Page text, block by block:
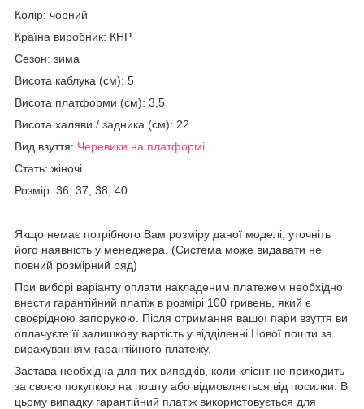
Колір: чорний
Країна виробник: КНР
Сезон: зима
Висота каблука (см): 5
Висота платформи (см): 3,5
Висота халяви / задника (см): 22
Вид взуття: Черевики на платформі
Стать: жіночі
Розмір: 36, 37, 38, 40
Якщо немає потрібного Вам розміру даної моделі, уточніть
його наявність у менеджера. (Система може видавати не
повний розмірний ряд)
При виборі варіанту оплати накладеним платежем необхідно
внести гарантійний платіж в розмірі 100 гривень, який є
своєрідною запорукою. Після отримання вашої пари взуття ви
оплачуєте її залишкову вартість у відділенні Нової пошти за
вирахуванням гарантійного платежу.
Застава необхідна для тих випадків, коли клієнт не приходить
за своєю покупкою на пошту або відмовляється від посилки. В
цьому випадку гарантійний платіж використовується для